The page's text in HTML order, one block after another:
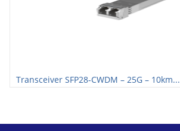
Transceiver SFP28-CWDM – 25G – 10km...